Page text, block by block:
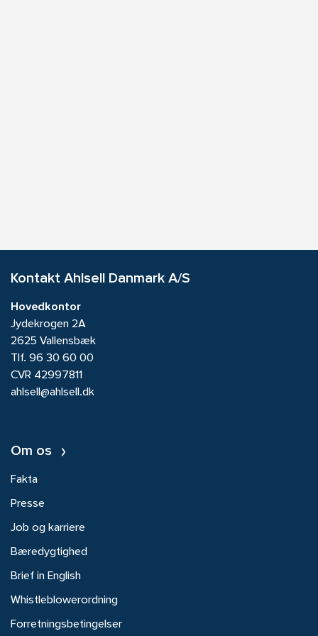
Kontakt Ahlsell Danmark A/S
Hovedkontor
Jydekrogen 2A
2625 Vallensbæk
Tlf. 96 30 60 00
CVR 42997811
ahlsell@ahlsell.dk
Om os
Fakta
Presse
Job og karriere
Bæredygtighed
Brief in English
Whistleblowerordning
Forretningsbetingelser